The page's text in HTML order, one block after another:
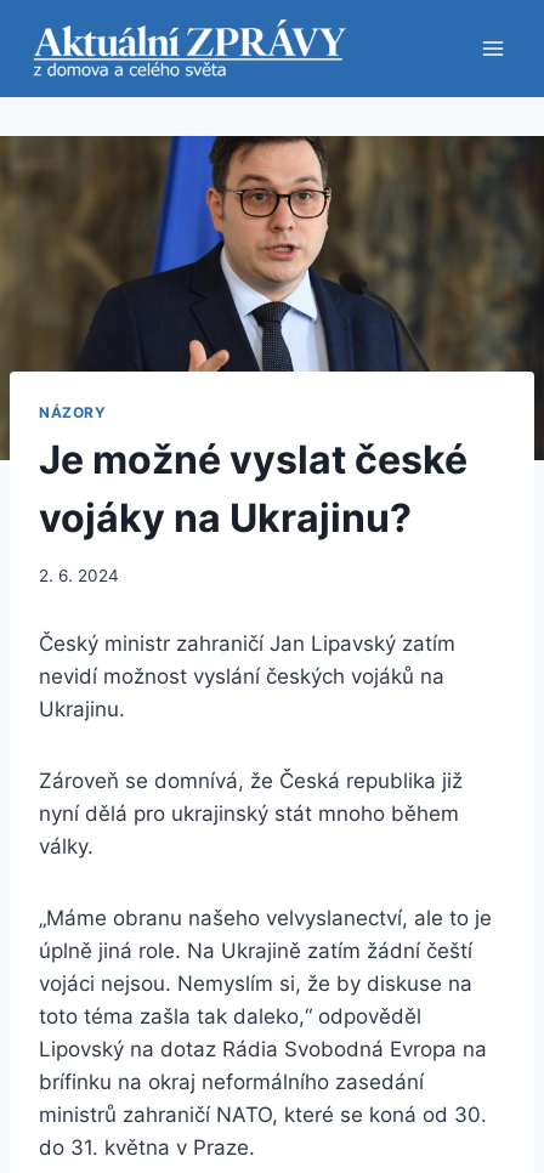
obsah
NÁZORY
Je možné vyslat české
vojáky na Ukrajinu?
2. 6. 2024
Český ministr zahraničí Jan Lipavský zatím
nevidí možnost vyslání českých vojáků na
Ukrajinu.
Zároveň se domnívá, že Česká republika již
nyní dělá pro ukrajinský stát mnoho během
války.
„Máme obranu našeho velvyslanectví, ale to je
úplně jiná role. Na Ukrajině zatím žádní čeští
vojáci nejsou. Nemyslím si, že by diskuse na
toto téma zašla tak daleko,“ odpověděl
Lipovský na dotaz Rádia Svobodná Evropa na
brífinku na okraj neformálního zasedání
ministrů zahraničí NATO, které se koná od 30.
do 31. května v Praze.